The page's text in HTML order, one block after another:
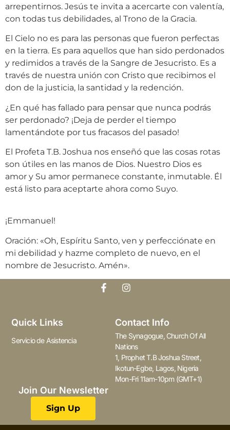
arrepentirnos. Jesús te invita a acercarte con valentía,
con todas tus debilidades, al Trono de la Gracia.
El Cielo no es para las personas que fueron perfectas
en la tierra. Es para aquellos que han sido perdonados
y redimidos a través de la Sangre de Jesucristo. Es a
través de nuestra unión con Cristo que recibimos el
don de la justicia, la santidad y la redención.
¿En qué has fallado para pensar que nunca podrás
ser perdonado? ¡Deja de perder el tiempo
lamentándote por tus fracasos del pasado!
El Profeta T.B. Joshua nos enseñó que las cosas rotas
son útiles en las manos de Dios. Nuestro Dios es
amor y Su amor permanece constante, inmutable. Él
está listo para aceptarte ahora como Suyo.
¡Emmanuel!
Oración: «Oh, Espíritu Santo, ven y perfecciónate en
mi debilidad y hazme completo de nuevo, en el
nombre de Jesucristo. Amén».
Quick Links
Servicio de Asistencia
Contact Info
The Synagogue, Church Of All
Nations
1, Prophet T.B Joshua Street,
Ikotun-Egbe, Lagos, Nigeria
Mon-Fri 11am-10pm (GMT+1)
Join Our Newsletter
Sign Up